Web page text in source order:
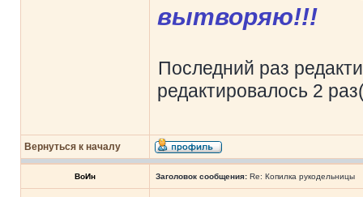
вытворяю!!!
Последний раз
редактировалось 2
Вернуться к началу
ВоИн Заголовок сообщения: Re: Копилка рукодельницы